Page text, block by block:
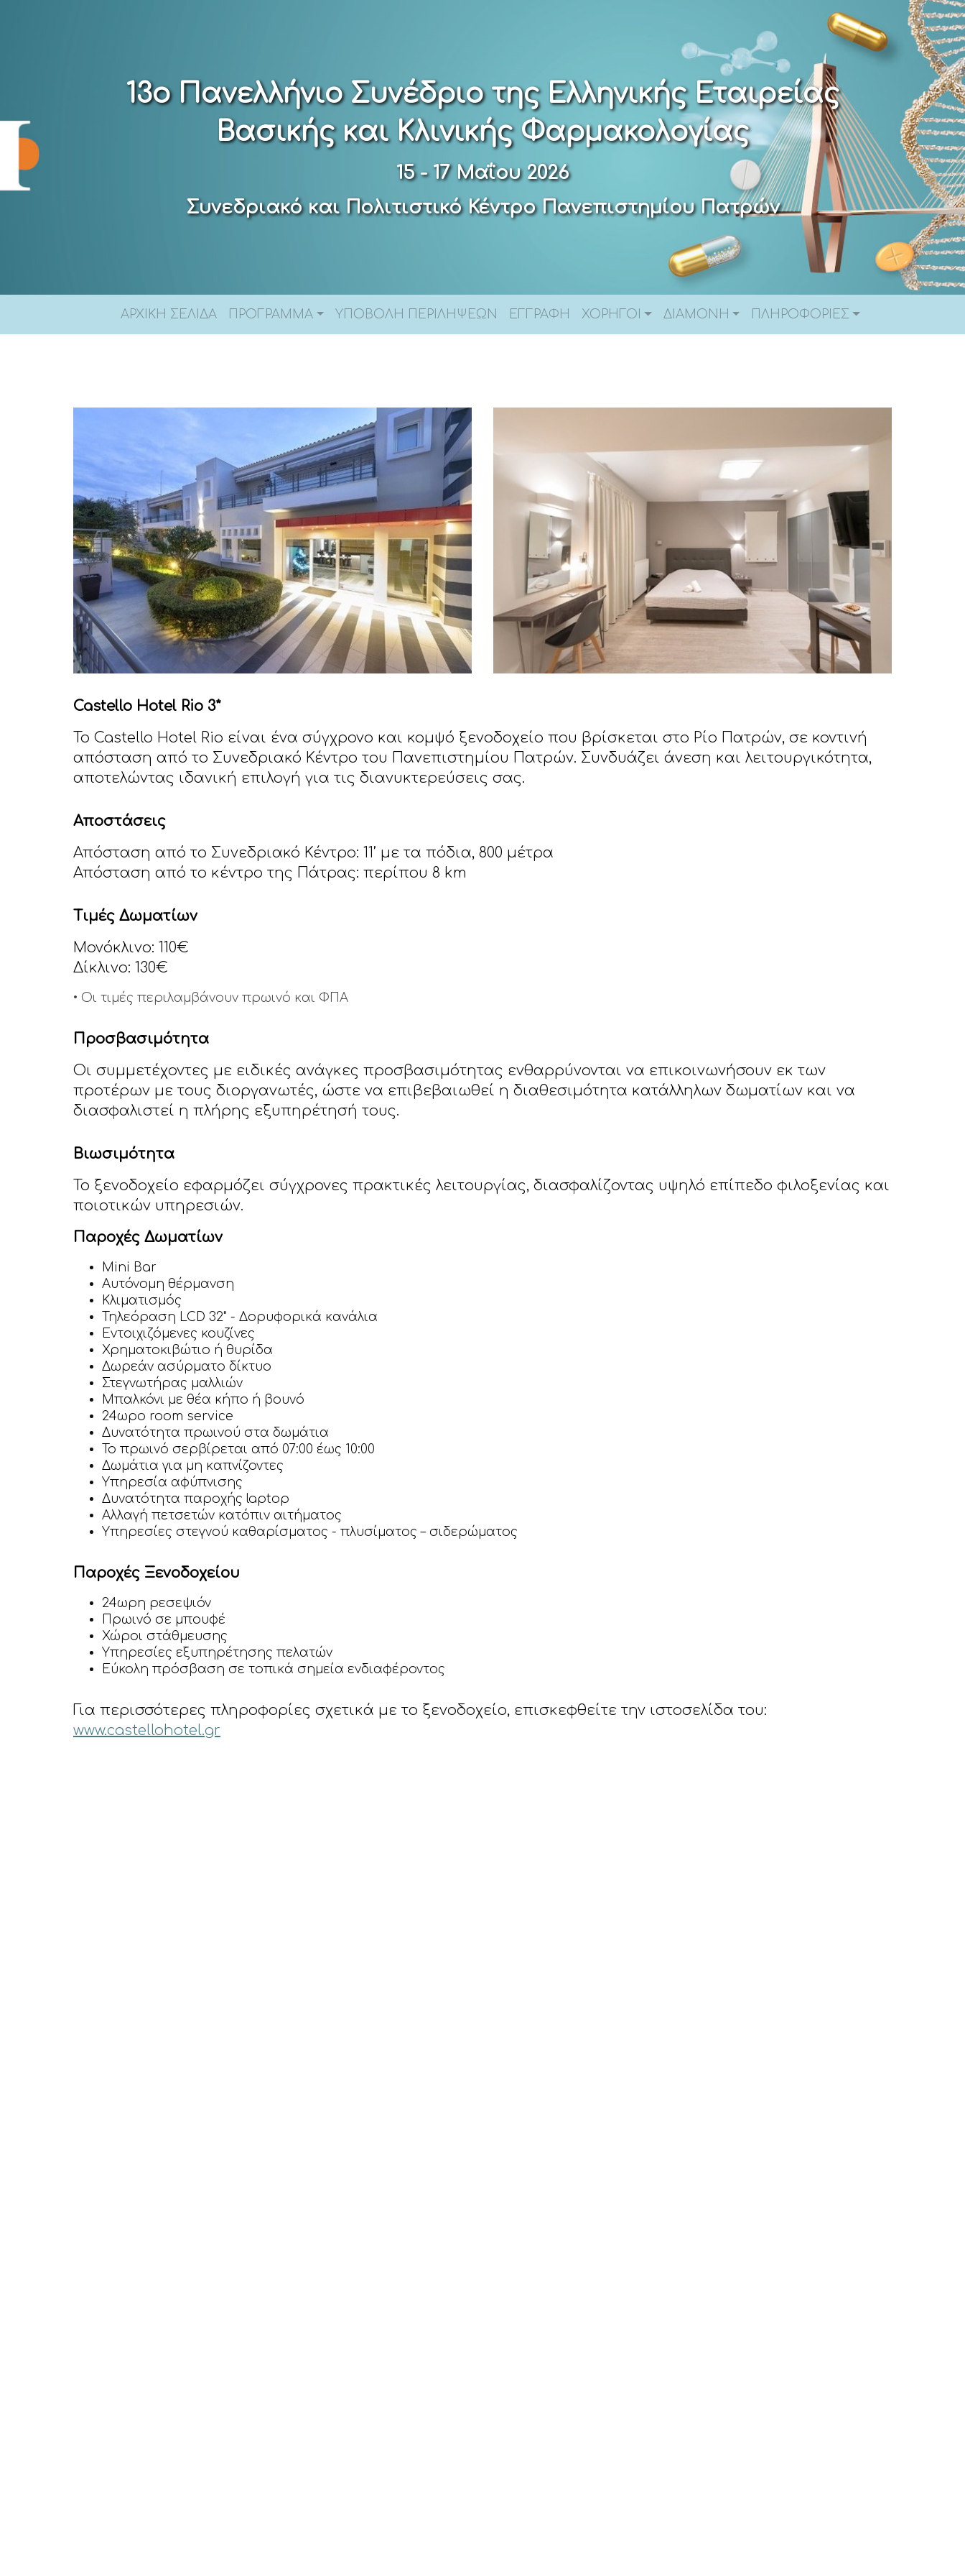
13ο Πανελλήνιο Συνέδριο της Ελληνικής Εταιρείας
Βασικής και Κλινικής Φαρμακολογίας
15 - 17 Μαΐου 2026
Συνεδριακό και Πολιτιστικό Κέντρο Πανεπιστημίου Πατρών
ΑΡΧΙΚΗ ΣΕΛΙΔΑ ΠΡΟΓΡΑΜΜΑ ΥΠΟΒΟΛΗ ΠΕΡΙΛΗΨΕΩΝ ΕΓΓΡΑΦΗ ΧΟΡΗΓΟΙ ΔΙΑΜΟΝΗ ΠΛΗΡΟΦΟΡΙΕΣ
Castello Hotel Rio 3*
Το Castello Hotel Rio είναι ένα σύγχρονο και κομψό ξενοδοχείο που βρίσκεται στο Ρίο Πατρών, σε κοντινή
απόσταση από το Συνεδριακό Κέντρο του Πανεπιστημίου Πατρών. Συνδυάζει άνεση και λειτουργικότητα,
αποτελώντας ιδανική επιλογή για τις διανυκτερεύσεις σας.
Αποστάσεις
Απόσταση από το Συνεδριακό Κέντρο: 11’ με τα πόδια, 800 μέτρα
Απόσταση από το κέντρο της Πάτρας: περίπου 8 km
Τιμές Δωματίων
Μονόκλινο: 110€
Δίκλινο: 130€
• Οι τιμές περιλαμβάνουν πρωινό και ΦΠΑ
Προσβασιμότητα
Οι συμμετέχοντες με ειδικές ανάγκες προσβασιμότητας ενθαρρύνονται να επικοινωνήσουν εκ των
προτέρων με τους διοργανωτές, ώστε να επιβεβαιωθεί η διαθεσιμότητα κατάλληλων δωματίων και να
διασφαλιστεί η πλήρης εξυπηρέτησή τους.
Βιωσιμότητα
Το ξενοδοχείο εφαρμόζει σύγχρονες πρακτικές λειτουργίας, διασφαλίζοντας υψηλό επίπεδο φιλοξενίας και
ποιοτικών υπηρεσιών.
Παροχές Δωματίων
Mini Bar
Αυτόνομη θέρμανση
Κλιματισμός
Τηλεόραση LCD 32" - Δορυφορικά κανάλια
Εντοιχιζόμενες κουζίνες
Χρηματοκιβώτιο ή θυρίδα
Δωρεάν ασύρματο δίκτυο
Στεγνωτήρας μαλλιών
Μπαλκόνι με θέα κήπο ή βουνό
24ωρο room service
Δυνατότητα πρωινού στα δωμάτια
Το πρωινό σερβίρεται από 07:00 έως 10:00
Δωμάτια για μη καπνίζοντες
Υπηρεσία αφύπνισης
Δυνατότητα παροχής laptop
Αλλαγή πετσετών κατόπιν αιτήματος
Υπηρεσίες στεγνού καθαρίσματος - πλυσίματος – σιδερώματος
Παροχές Ξενοδοχείου
24ωρη ρεσεψιόν
Πρωινό σε μπουφέ
Χώροι στάθμευσης
Υπηρεσίες εξυπηρέτησης πελατών
Εύκολη πρόσβαση σε τοπικά σημεία ενδιαφέροντος
Για περισσότερες πληροφορίες σχετικά με το ξενοδοχείο, επισκεφθείτε την ιστοσελίδα του:
www.castellohotel.gr